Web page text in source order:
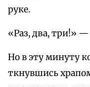
руке.
«Раз, два, три!»
Но в эту минуту
ткнувшись